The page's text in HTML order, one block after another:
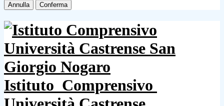
Annulla Conferma
Istituto Comprensivo